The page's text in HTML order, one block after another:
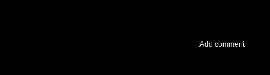
Add comment